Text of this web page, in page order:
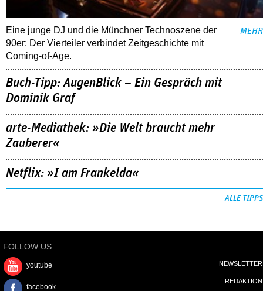
Eine junge DJ und die Münchner Technoszene der
90er: Der Vierteiler verbindet Zeitgeschichte mit
Coming-of-Age.
MEHR
Buch-Tipp: AugenBlick – Ein Gespräch mit
Dominik Graf
arte-Mediathek: »Die Welt braucht mehr
Zauberer«
Netflix: »I am Frankelda«
ALLE TIPPS
FOLLOW US
youtube
facebook
NEWSLETTER
REDAKTION